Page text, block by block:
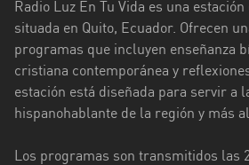
Imbabura
Loja
Los
Ríos
Radio Luz En Tu Vida es una
situada en Quito, Ecuador. Ofrecen
programas que incluyen enseñanza
cristiana contemporánea y
estación está diseñada para servir a
hispanohablante de la región y más
Los programas son transmitidos las